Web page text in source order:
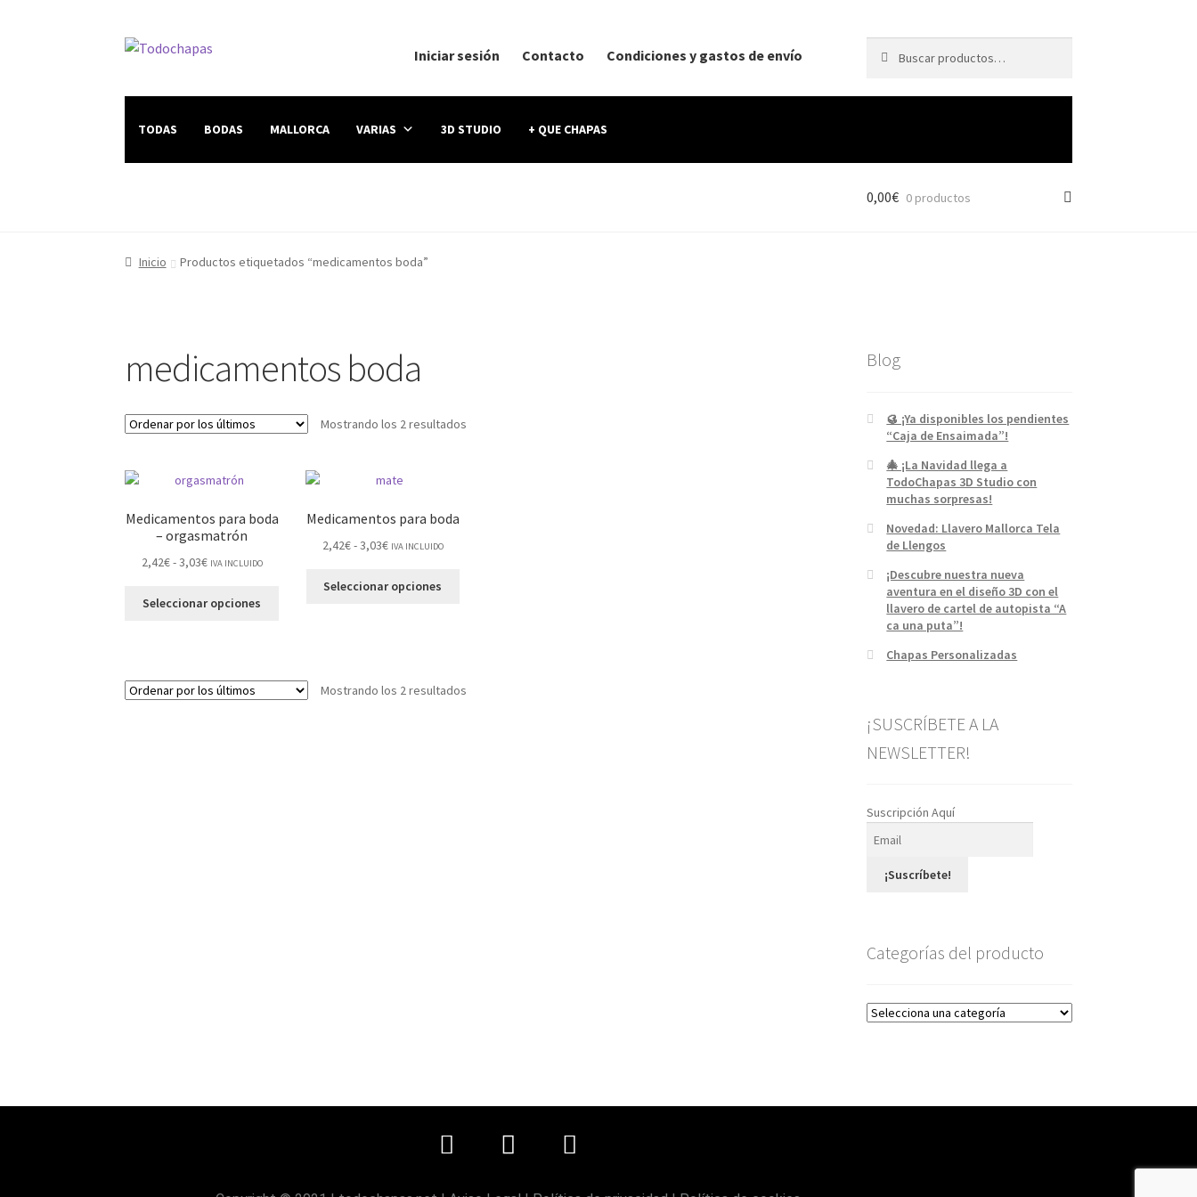
Iniciar sesión Contacto Condiciones y gastos de envío
TODAS BODAS MALLORCA VARIAS 3D STUDIO + QUE CHAPAS
0,00€ 0 productos
Inicio Productos etiquetados “medicamentos boda”
medicamentos boda
Mostrando los 2 resultados
Medicamentos para boda
– orgasmatrón
2,42€-3,03€ IVA INCLUIDO
Seleccionar opciones
Medicamentos para boda
2,42€-3,03€ IVA INCLUIDO
Seleccionar opciones
Mostrando los 2 resultados
Blog
🥮 ¡Ya disponibles los pendientes
“Caja de Ensaimada”!
🎄 ¡La Navidad llega a
TodoChapas 3D Studio con
muchas sorpresas!
Novedad: Llavero Mallorca Tela
de Llengos
¡Descubre nuestra nueva
aventura en el diseño 3D con el
llavero de cartel de autopista “A
ca una puta”!
Chapas Personalizadas
¡SUSCRÍBETE A LA
NEWSLETTER!
Suscripción Aquí
¡Suscríbete!
Categorías del producto